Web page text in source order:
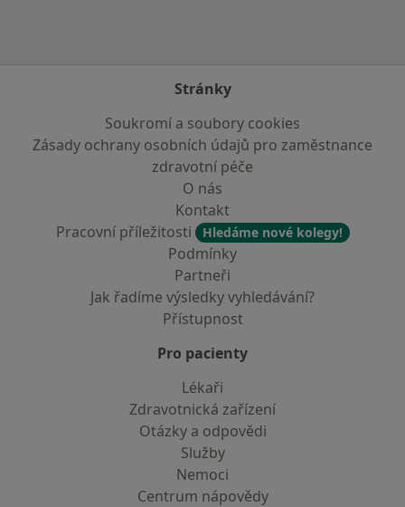
Stránky
Soukromí a soubory cookies
Zásady ochrany osobních údajů pro zaměstnance
zdravotní péče
O nás
Kontakt
Pracovní příležitosti
Hledáme nové kolegy!
Podmínky
Partneři
Jak řadíme výsledky vyhledávání?
Přístupnost
Pro pacienty
Lékaři
Zdravotnická zařízení
Otázky a odpovědi
Služby
Nemoci
Centrum nápovědy